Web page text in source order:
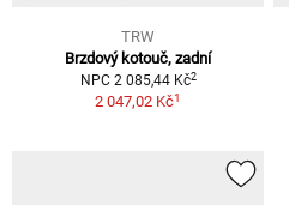
TRW
Brzdový kotouč, zadní
NPC 2 085,44 Kč2
2 047,02 Kč1